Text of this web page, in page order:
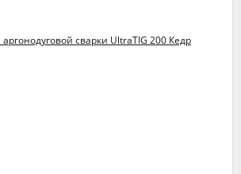
аргонодуговой сварки UltraTIG 200 Кедр